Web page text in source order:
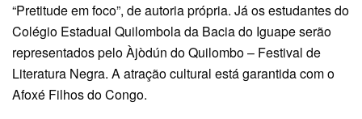
“Pretitude em foco”, de autoria própria. Já os estudantes do
Colégio Estadual Quilombola da Bacia do Iguape serão
representados pelo Àjòdún do Quilombo – Festival de
Literatura Negra. A atração cultural está garantida com o
Afoxé Filhos do Congo.